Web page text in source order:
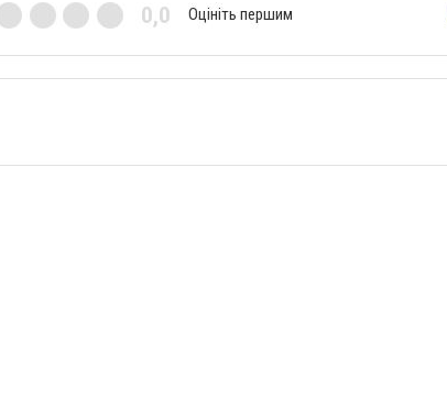
0,0 Оцініть першим